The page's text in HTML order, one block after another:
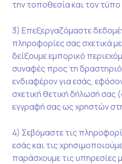
την τοποθεσία και τον
3) Επεξεργαζόμαστε
πληροφορίες σας σχετικά
δείξουμε εμπορικό
συναφές προς τη
ενδιαφέρον για εσάς,
σχετική θετική δήλωσή σας
εγγραφή σας ως χρηστών
4) Σεβόμαστε τις
εσάς και τις
παράσχουμε τις υπηρεσίες